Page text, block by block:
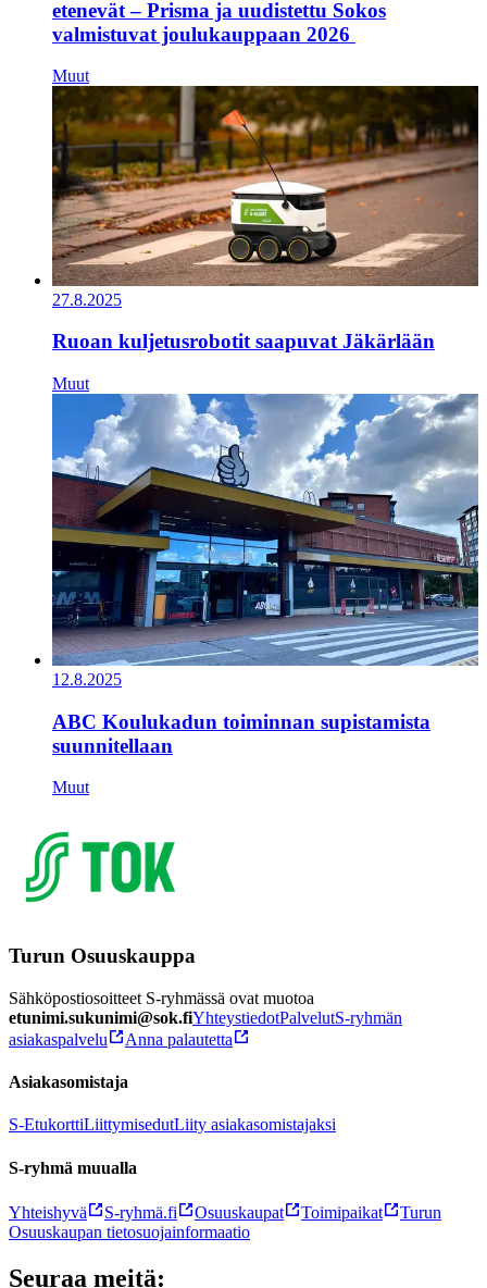
etenevät – Prisma ja uudistettu Sokos
valmistuvat joulukauppaan 2026
Muut
27.8.2025
Ruoan kuljetusrobotit saapuvat Jäkärlään
Muut
12.8.2025
ABC Koulukadun toiminnan supistamista
suunnitellaan
Muut
Turun Osuuskauppa
Sähköpostiosoitteet S-ryhmässä ovat muotoa
etunimi.sukunimi@sok.fiYhteystiedotPalvelutS-ryhmän
asiakaspalvelu
Anna palautetta
Asiakasomistaja
S-EtukorttiLiittymisedutLiity asiakasomistajaksi
S-ryhmä muualla
Yhteishyvä S-ryhmä.fi Osuuskaupat Toimipaikat
Turun
Osuuskaupan tietosuojainformaatio
Seuraa meitä: